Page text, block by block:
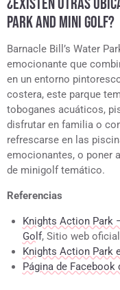
PARK AND MINI GOLF?
Barnacle Bill’s Water
emocionante que
en un entorno
costera, este parque
toboganes acuáticos,
disfrutar en familia o
refrescarse en las
emocionantes, o poner
de minigolf temático.
Referencias
Knights Action Park
Golf, Sitio web
Knights Action Park
Página de